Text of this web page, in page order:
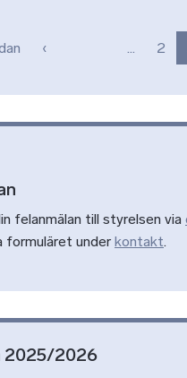
Första sidan
‹ 2
felanmälan till styrelsen via
formuläret under kontakt.
2025/2026